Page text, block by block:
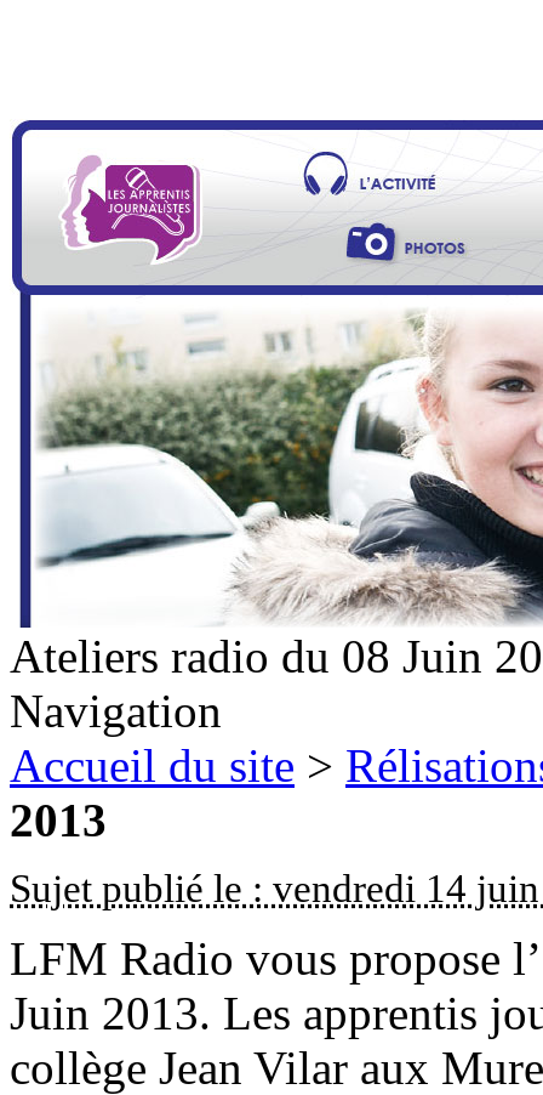
Ateliers radio du 08 Juin
Navigation
Accueil du site >
2013
Sujet publié le : vendredi 14
LFM Radio vous propose
Juin 2013. Les apprentis
collège Jean Vilar aux